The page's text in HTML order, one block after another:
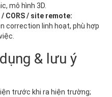
mô hình 3D.
/ CORS / site remote:
correction linh hoạt, phù hợp
& lưu ý
trước khi ra hiện trường;